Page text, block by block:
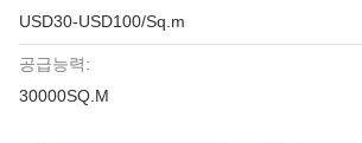
USD30-USD100/Sq.m
공급능력:
30000SQ.M